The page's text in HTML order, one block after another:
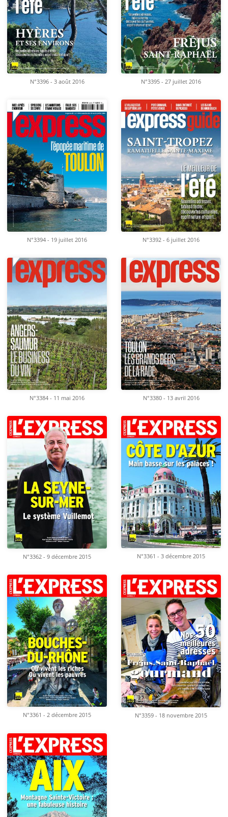
N°3396 - 3 août 2016 N°3395 - 27 juillet 2016
N°3394 - 19 juillet 2016 N°3392 - 6 juillet 2016
N°3384 - 11 mai 2016 N°3380 - 13 avril 2016
N°3362 - 9 décembre 2015 N°3361 - 3 décembre 2015
N°3361 - 2 décembre 2015 N°3359 - 18 novembre 2015